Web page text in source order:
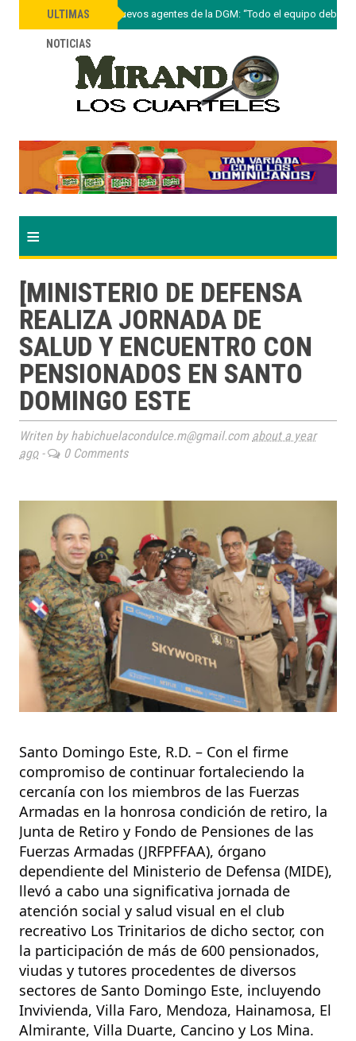
ULTIMAS
NOTICIAS
Lee Ballester a nuevos agentes de la DGM: “Todo el equipo debe
≡
[MINISTERIO DE DEFENSA
REALIZA JORNADA DE
SALUD Y ENCUENTRO CON
PENSIONADOS EN SANTO
DOMINGO ESTE
Writen by habichuelacondulce.m@gmail.com about a year
ago- 0 Comments
Santo Domingo Este, R.D. – Con el firme
compromiso de continuar fortaleciendo la
cercanía con los miembros de las Fuerzas
Armadas en la honrosa condición de retiro, la
Junta de Retiro y Fondo de Pensiones de las
Fuerzas Armadas (JRFPFFAA), órgano
dependiente del Ministerio de Defensa (MIDE),
llevó a cabo una significativa jornada de
atención social y salud visual en el club
recreativo Los Trinitarios de dicho sector, con
la participación de más de 600 pensionados,
viudas y tutores procedentes de diversos
sectores de Santo Domingo Este, incluyendo
Invivienda, Villa Faro, Mendoza, Hainamosa, El
Almirante, Villa Duarte, Cancino y Los Mina.